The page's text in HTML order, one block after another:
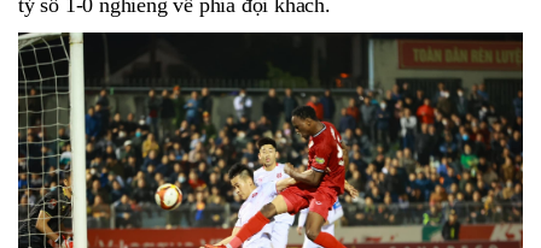
tỷ số 1-0 nghiêng về phía đội khách.